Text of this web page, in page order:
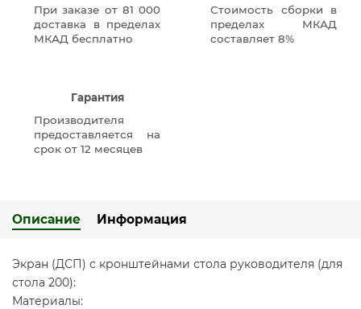
При заказе от 81 000
доставка в пределах
МКАД бесплатно
Стоимость сборки в
пределах МКАД
составляет 8%
Гарантия
Производителя
предоставляется на
срок от 12 месяцев
Описание Информация
Экран (ДСП) с кронштейнами стола руководителя (для
стола 200):
Материалы: